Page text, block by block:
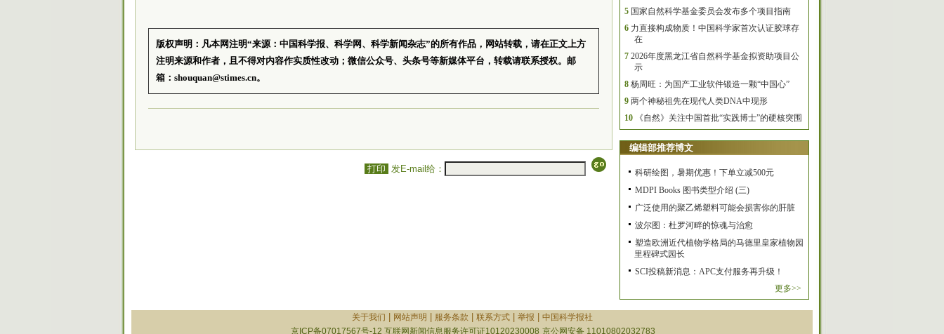
版权声明：凡本网注明“来源：中国科学报、科学网、科学新闻杂志”的所有作品，网站转载，请在正文上方
注明来源和作者，且不得对内容作实质性改动；微信公众号、头条号等新媒体平台，转载请联系授权。邮
箱：shouquan@stimes.cn。
打印 发E-mail给：
5 国家自然科学基金委员会发布多个项目指南
6 力直接构成物质！中国科学家首次认证胶球存
在
7 2026年度黑龙江省自然科学基金拟资助项目公
示
8 杨周旺：为国产工业软件锻造一颗“中国心”
9 两个神秘祖先在现代人类DNA中现形
10
《自然》关注中国首批“实践博士”的硬核突围
编辑部推荐博文
科研绘图，暑期优惠！下单立减500元
MDPI Books 图书类型介绍 (三)
广泛使用的聚乙烯塑料可能会损害你的肝脏
波尔图：杜罗河畔的惊魂与治愈
塑造欧洲近代植物学格局的马德里皇家植物园
里程碑式园长
SCI投稿新消息：APC支付服务再升级！
更多>>
关于我们 网站声明 服务条款 联系方式| 举报
中国科学报社
京ICP备07017567号-12 互联网新闻信息服务许可证10120230008 京公网安备 11010802032783